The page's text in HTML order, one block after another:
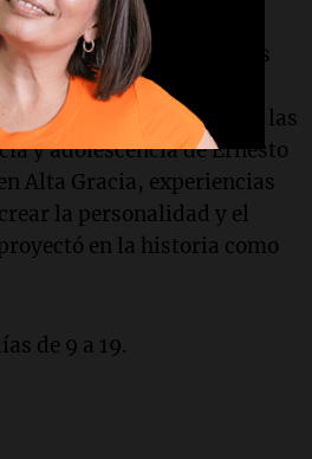
en 2001, Villa Nydia es
fue habitada por la
las salas, se muestran las
y adolescencia de Ernesto
Alta Gracia, experiencias
la personalidad y el
en la historia como
de 9 a 19.